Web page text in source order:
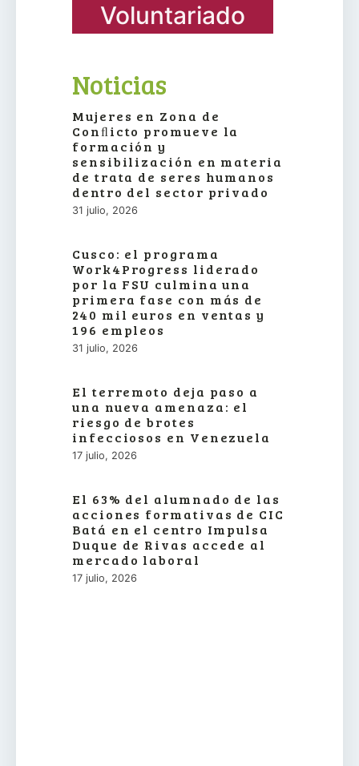
Voluntariado
Noticias
Mujeres en Zona de
Conﬂicto promueve la
formación y
sensibilización en materia
de trata de seres humanos
dentro del sector privado
31 julio, 2026
Cusco: el programa
Work4Progress liderado
por la FSU culmina una
primera fase con más de
240 mil euros en ventas y
196 empleos
31 julio, 2026
El terremoto deja paso a
una nueva amenaza: el
riesgo de brotes
infecciosos en Venezuela
17 julio, 2026
El 63% del alumnado de las
acciones formativas de CIC
Batá en el centro Impulsa
Duque de Rivas accede al
mercado laboral
17 julio, 2026